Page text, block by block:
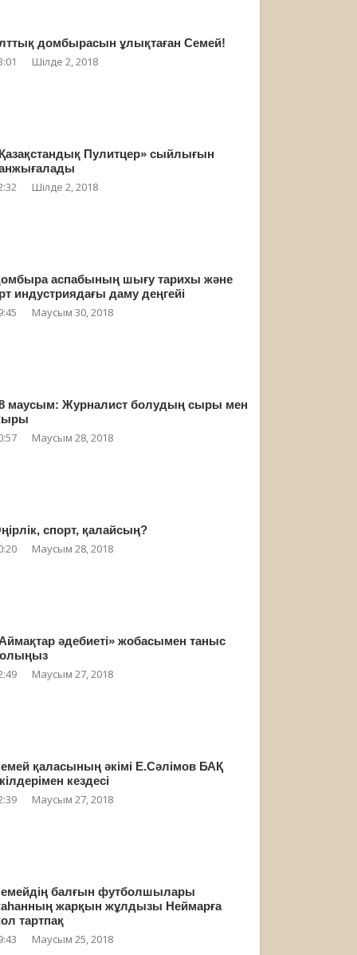
домбырасын ұлықтаған Семей!
Шілде 2, 2018
Пулитцер» сыйлығын
Шілде 2, 2018
аспабының шығу тарихы және
индустриядағы даму деңгейі
Маусым 30, 2018
маусым: Журналист болудың сыры мен
Маусым 28, 2018
спорт, қалайсың?
Маусым 28, 2018
әдебиеті» жобасымен таныс
Маусым 27, 2018
қаласының әкімі Е.Сәлімов БАҚ
кездесі
Маусым 27, 2018
балғын футболшылары
жарқын жұлдызы Неймарға
тартпақ
Маусым 25, 2018